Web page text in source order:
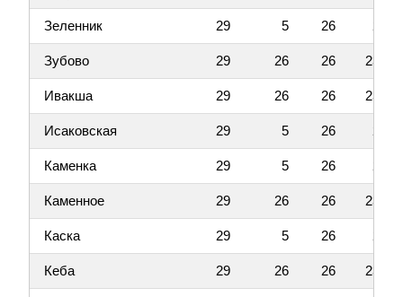
Зеленник 29 5 26
Зубово 29 26 26 23
Ивакша 29 26 26 23
Исаковская 29 5 26
Каменка 29 5 26
Каменное 29 26 26 23
Каска 29 5 26
Кеба 29 26 26 23